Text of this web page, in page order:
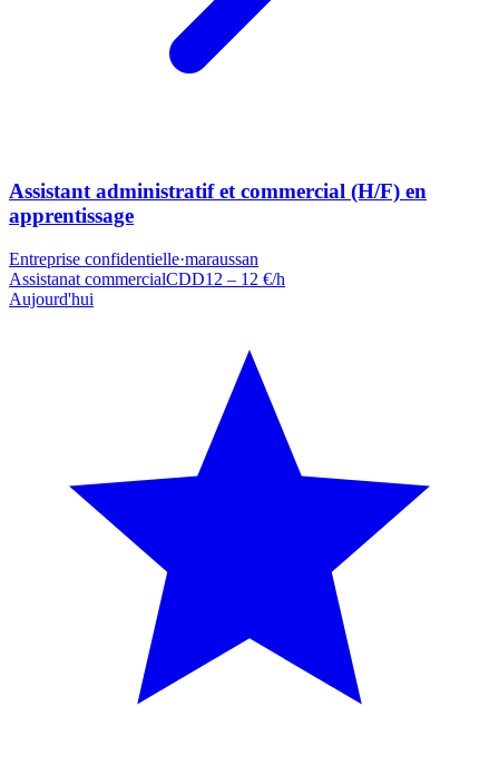
Assistant administratif et commercial (H/F) en
apprentissage
Entreprise confidentielle·maraussan
Assistanat commercialCDD12 – 12 €/h
Aujourd'hui